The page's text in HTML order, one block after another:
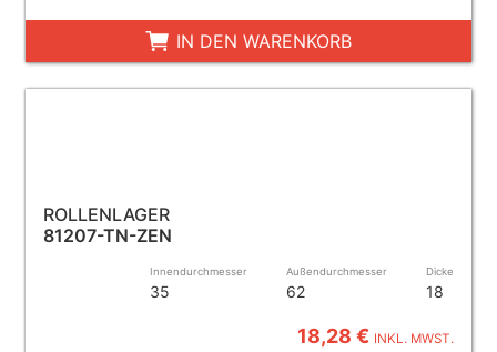
IN DEN WARENKORB
ROLLENLAGER
81207-TN-ZEN
Innendurchmesser
35
Außendurchmesser
62
Dicke
18
18,28 € INKL. MWST.